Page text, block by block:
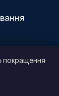
покращення